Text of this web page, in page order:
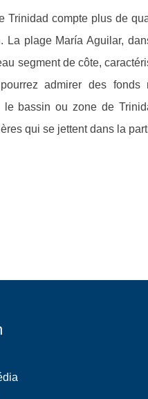
compte plus de
plage María Aguilar,
segment de côte,
admirer des fonds
bassin ou zone de
qui se jettent dans la